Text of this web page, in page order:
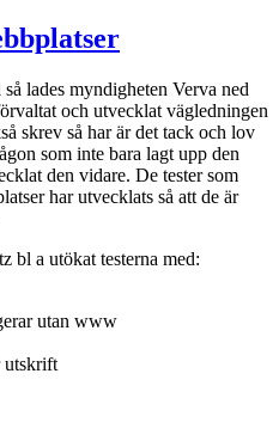
lades myndigheten Verva ned
och utvecklat vägledningen
skrev så har är det tack och lov
som inte bara lagt upp den
den vidare. De tester som
har utvecklats så att de är
bl a utökat testerna med:
utan www
utskrift